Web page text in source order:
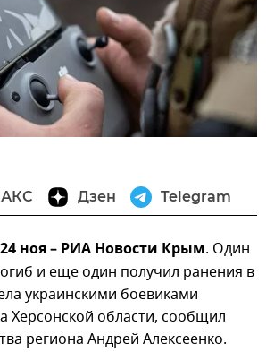
Дзен Telegram
ноя – РИА Новости Крым. Один
и еще один получил ранения в
украинскими боевиками
Херсонской области, сообщил
региона Андрей Алексеенко.